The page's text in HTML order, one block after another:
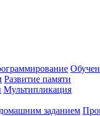
Развитие памяти
Мультипликация
заданием